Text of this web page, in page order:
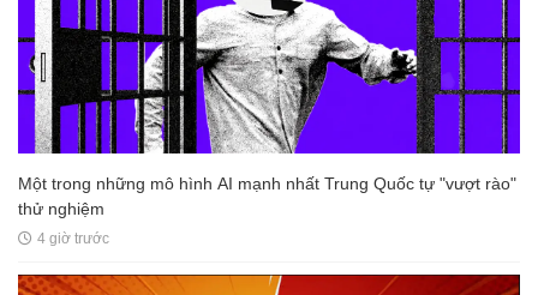
Một trong những mô hình AI mạnh nhất Trung Quốc tự "vượt rào"
thử nghiệm
4 giờ trước